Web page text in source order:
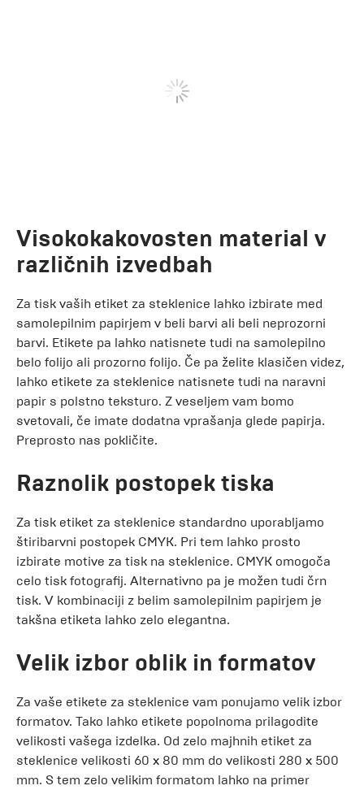
Visokokakovosten material v
različnih izvedbah
Za tisk vaših etiket za steklenice lahko izbirate med
samolepilnim papirjem v beli barvi ali beli neprozorni
barvi. Etikete pa lahko natisnete tudi na samolepilno
belo folijo ali prozorno folijo. Če pa želite klasičen videz,
lahko etikete za steklenice natisnete tudi na naravni
papir s polstno teksturo. Z veseljem vam bomo
svetovali, če imate dodatna vprašanja glede papirja.
Preprosto nas pokličite.
Raznolik postopek tiska
Za tisk etiket za steklenice standardno uporabljamo
štiribarvni postopek CMYK. Pri tem lahko prosto
izbirate motive za tisk na steklenice. CMYK omogoča
celo tisk fotografij. Alternativno pa je možen tudi črn
tisk. V kombinaciji z belim samolepilnim papirjem je
takšna etiketa lahko zelo elegantna.
Velik izbor oblik in formatov
Za vaše etikete za steklenice vam ponujamo velik izbor
formatov. Tako lahko etikete popolnoma prilagodite
velikosti vašega izdelka. Od zelo majhnih etiket za
steklenice velikosti 60 x 80 mm do velikosti 280 x 500
mm. S tem zelo velikim formatom lahko na primer